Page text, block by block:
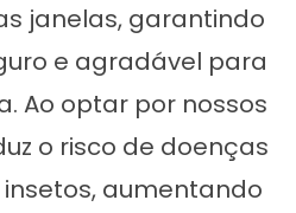
janelas, garantindo
e agradável para
Ao optar por nossos
o risco de doenças
aumentando